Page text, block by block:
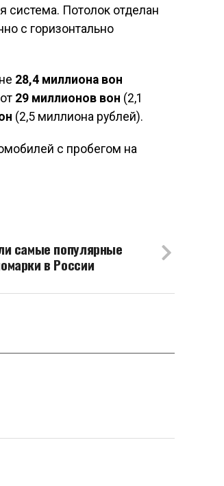
система. Потолок отделан
с горизонтально
28,4 миллиона вон
29 миллионов вон (2,1
(2,5 миллиона рублей).
с пробегом на
самые популярные
в России